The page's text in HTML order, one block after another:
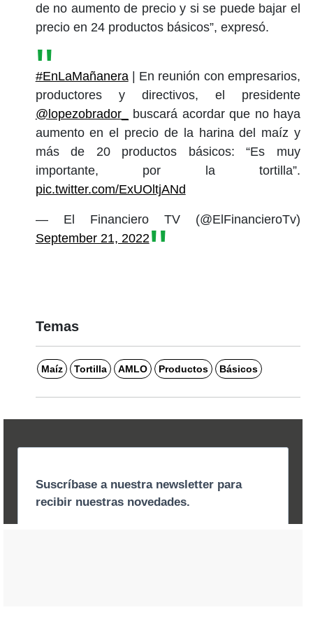
de no aumento de precio y si se puede bajar el
precio en 24 productos básicos”, expresó.
#EnLaMañanera| En reunión con empresarios,
productores y directivos, el presidente
@lopezobrador_
buscará acordar que no haya
aumento en el precio de la harina del maíz y
más de 20 productos básicos: “Es muy
importante, por la tortilla”.
pic.twitter.com/ExUOltjANd
— El Financiero TV (@ElFinancieroTv)
September 21, 2022
Temas
Maíz Tortilla AMLO Productos Básicos